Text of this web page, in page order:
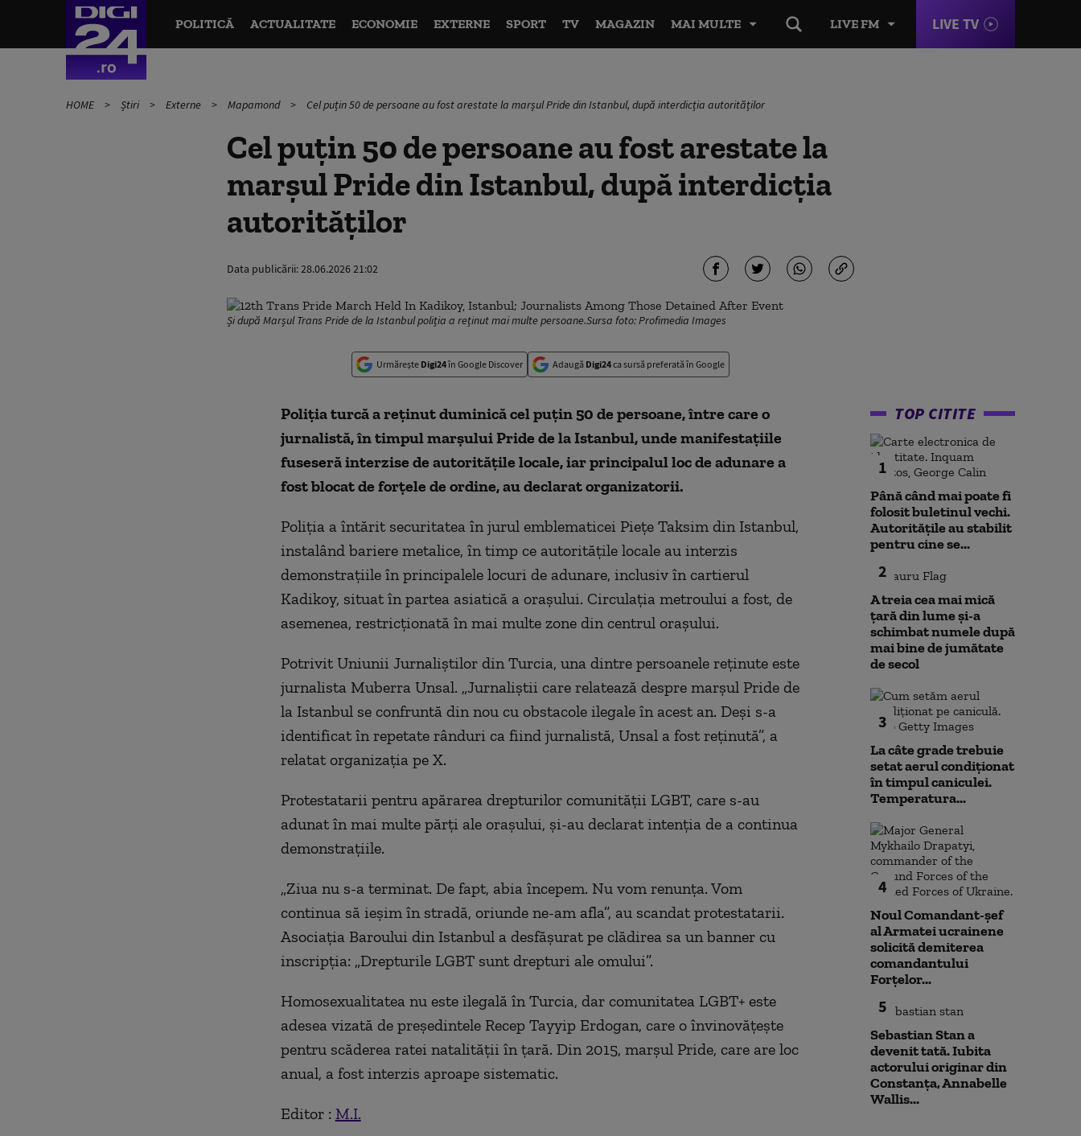
LIVE FM LIVE TV
POLITICĂ ACTUALITATE ECONOMIE EXTERNE SPORT TV MAGAZIN MAI MULTE
HOME Știri Externe Mapamond Cel puțin 50 de persoane au fost arestate la marșul Pride din Istanbul, după interdicția autorităților
Cel puțin 50 de persoane au fost arestate la
marșul Pride din Istanbul, după interdicția
autorităților
Data publicării:28.06.2026 21:02
Și după Marșul Trans Pride de la Istanbul poliția a reținut mai multe persoane.Sursa foto: Profimedia Images
Urmărește Digi24în Google Discover Adaugă Digi24ca sursă preferată în Google
Poliţia turcă a reţinut duminică cel puţin 50 de persoane, între care o
jurnalistă, în timpul marşului Pride de la Istanbul, unde manifestaţiile
fuseseră interzise de autorităţile locale, iar principalul loc de adunare a
fost blocat de forţele de ordine, au declarat organizatorii.
Poliţia a întărit securitatea în jurul emblematicei Pieţe Taksim din Istanbul,
instalând bariere metalice, în timp ce autorităţile locale au interzis
demonstraţiile în principalele locuri de adunare, inclusiv în cartierul
Kadikoy, situat în partea asiatică a oraşului. Circulaţia metroului a fost, de
asemenea, restricţionată în mai multe zone din centrul oraşului.
Potrivit Uniunii Jurnaliştilor din Turcia, una dintre persoanele reţinute este
jurnalista Muberra Unsal. „Jurnaliştii care relatează despre marşul Pride de
la Istanbul se confruntă din nou cu obstacole ilegale în acest an. Deşi s-a
identificat în repetate rânduri ca fiind jurnalistă, Unsal a fost reţinută”, a
relatat organizația pe X.
Protestatarii pentru apărarea drepturilor comunităţii LGBT, care s-au
adunat în mai multe părţi ale oraşului, şi-au declarat intenţia de a continua
demonstraţiile.
„Ziua nu s-a terminat. De fapt, abia începem. Nu vom renunţa. Vom
continua să ieşim în stradă, oriunde ne-am afla”, au scandat protestatarii.
Asociaţia Baroului din Istanbul a desfăşurat pe clădirea sa un banner cu
inscripţia: „Drepturile LGBT sunt drepturi ale omului”.
Homosexualitatea nu este ilegală în Turcia, dar comunitatea LGBT+ este
adesea vizată de preşedintele Recep Tayyip Erdogan, care o învinovăţeşte
pentru scăderea ratei natalităţii în ţară. Din 2015, marşul Pride, care are loc
anual, a fost interzis aproape sistematic.
Editor : M.I.
TOP CITITE
1
Până când mai poate fi
folosit buletinul vechi.
Autoritățile au stabilit
pentru cine se...
2
A treia cea mai mică
țară din lume și-a
schimbat numele după
mai bine de jumătate
de secol
3
La câte grade trebuie
setat aerul condiționat
în timpul caniculei.
Temperatura...
4
Noul Comandant-șef
al Armatei ucrainene
solicită demiterea
comandantului
Forțelor...
5
Sebastian Stan a
devenit tată. Iubita
actorului originar din
Constanța, Annabelle
Wallis...